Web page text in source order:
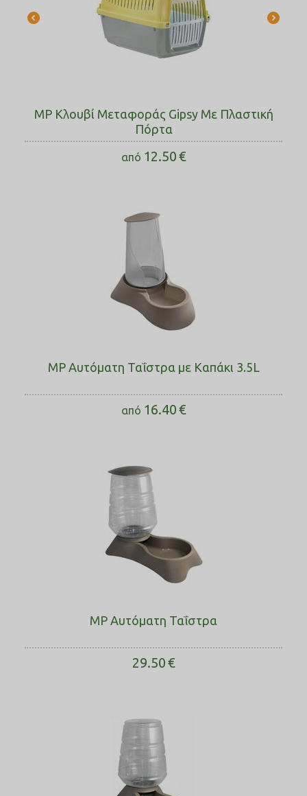
MP Κλουβί Μεταφοράς Gipsy Με Πλαστική
Πόρτα
από 12.50€
MP Αυτόματη Ταΐστρα με Καπάκι 3.5L
από 16.40€
MP Αυτόματη Ταΐστρα
29.50€